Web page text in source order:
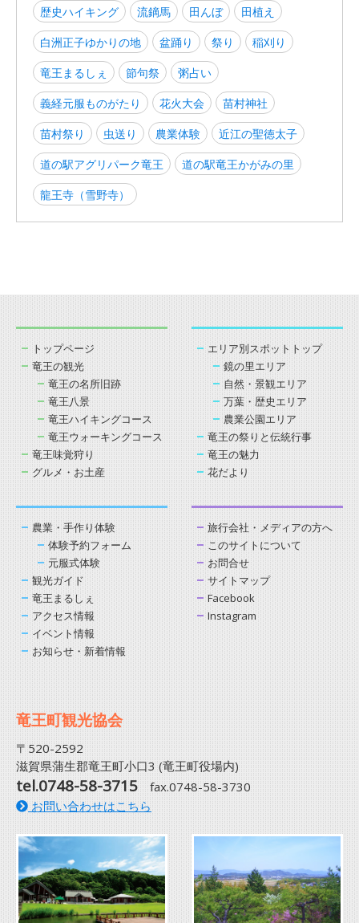
歴史ハイキング
流鏑馬 田んぼ
田植え
白洲正子ゆかりの地
盆踊り 祭り
稲刈り
竜王まるしぇ
節句祭
粥占い
義経元服ものがたり
花火大会
苗村神社
苗村祭り
虫送り 農業体験
近江の聖徳太子
道の駅アグリパーク竜王
道の駅竜王かがみの里
龍王寺（雪野寺）
トップページ
竜王の観光
竜王の名所旧跡
竜王八景
竜王ハイキングコース
竜王ウォーキングコース
竜王味覚狩り
グルメ・お土産
エリア別スポットトップ
鏡の里エリア
自然・景観エリア
万葉・歴史エリア
農業公園エリア
竜王の祭りと伝統行事
竜王の魅力
花だより
農業・手作り体験
体験予約フォーム
元服式体験
観光ガイド
竜王まるしぇ
アクセス情報
イベント情報
お知らせ・新着情報
旅行会社・メディアの方へ
このサイトについて
お問合せ
サイトマップ
Facebook
Instagram
竜王町観光協会
〒520-2592
滋賀県蒲生郡竜王町小口3 (竜王町役場内)
tel.0748-58-3715 fax.0748-58-3730
お問い合わせはこちら